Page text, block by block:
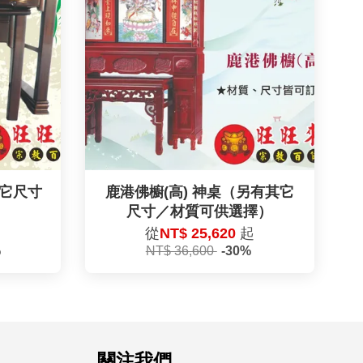
尺寸
鹿港佛櫥(高) 神桌（另有其它
尺寸／材質可供選擇）
從NT$ 25,620 起
NT$ 36,600 -30%